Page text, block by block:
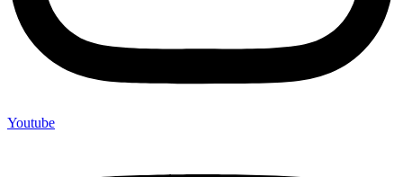
Youtube